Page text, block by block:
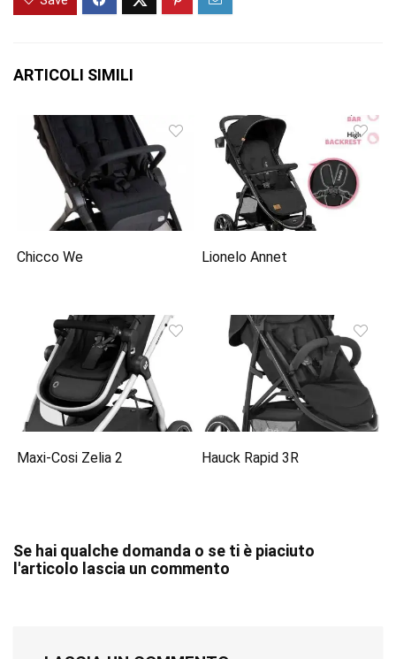
ARTICOLI SIMILI
Chicco We Lionelo Annet
Maxi-Cosi Zelia 2 Hauck Rapid 3R
Se hai qualche domanda o se ti è piaciuto
l'articolo lascia un commento